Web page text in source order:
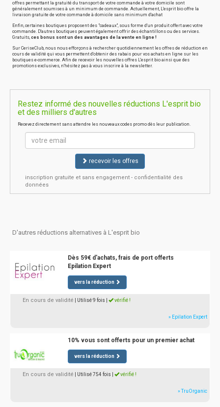
offres permettant la gratuité du transport de votre commande à votre domicile sont
généralement soumises à un minimum de commande. Actuellement, L'esprit bio offre la
livraison gratuite de votre commande à domicile sans minimum d'achat
Enfin, certaines boutiques proposent des "cadeaux", sous forme d'un produit offert avec votre
commande. D'autres boutiques peuvent également offrir des échantillons ou des services.
Gratuits, ces bonus sont un des avantages de la vente en ligne !
Sur CeriseClub, nous nous efforçons à rechercher quotidiennement les offres de réduction en
cours de validité qui vous permettent d'obtenir des rabais pour vos achats en ligne sur les
boutiques e-commerce. Afin de recevoir les nouvelles offres L'esprit bio ainsi que des
promotions exclusives, n'hésitez pas à vous inscrire à la newsletter.
Restez informé des nouvelles réductions L'esprit bio
et des milliers d'autres
Recevez directement sans attendre les nouveaux codes promo dès leur publication.
recevoir les offres
inscription gratuite et sans engagement - confidentialité des
données
D'autres réductions alternatives à L'esprit bio
Dès 59€ d'achats, frais de port offerts
Epilation Expert
vers la réduction
En cours de validité | Utilisé 9 fois vérifié !
» Epilation Expert
10% vous sont offerts pour un premier achat
vers la réduction
En cours de validité | Utilisé 754 fois vérifié !
» TruOrganic